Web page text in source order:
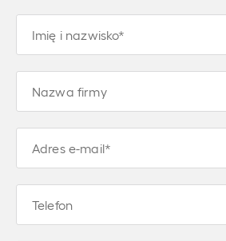
Imię i nazwisko*
Nazwa firmy
Adres e-mail*
Telefon